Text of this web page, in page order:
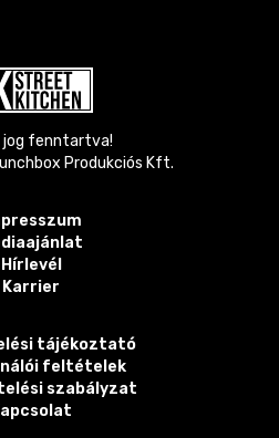
jog fenntartva!
Produkciós Kft.
Hírlevél
Karrier
tájékoztató
feltételek
szabályzat